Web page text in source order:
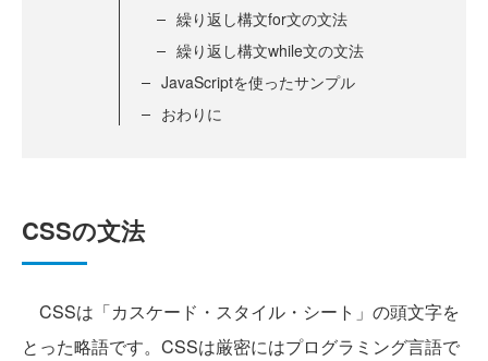
繰り返し構文for文の文法
繰り返し構文while文の文法
JavaScriptを使ったサンプル
おわりに
CSSの文法
CSSは「カスケード・スタイル・シート」の頭文字を
とった略語です。CSSは厳密にはプログラミング言語で